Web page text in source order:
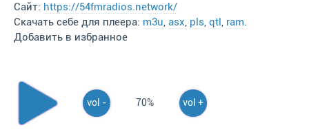
Сайт: https://54fmradios.network/
Скачать себе для плеера: m3u, asx, pls, qtl, ram.
Добавить в избранное
vol - 70% vol +